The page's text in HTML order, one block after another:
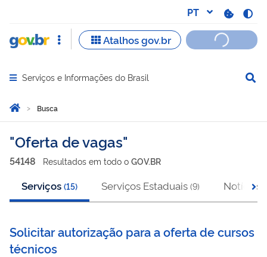
Abrir menu principal de navegação
Serviços e Informações do Brasil
Você está aqui:
Página Inicial
Busca
Busca
Oferta de vagas
54148 Resultados em todo o GOV.BR
Serviços (15) Serviços Estaduais (9) Notícias
Solicitar autorização para a oferta de cursos
técnicos